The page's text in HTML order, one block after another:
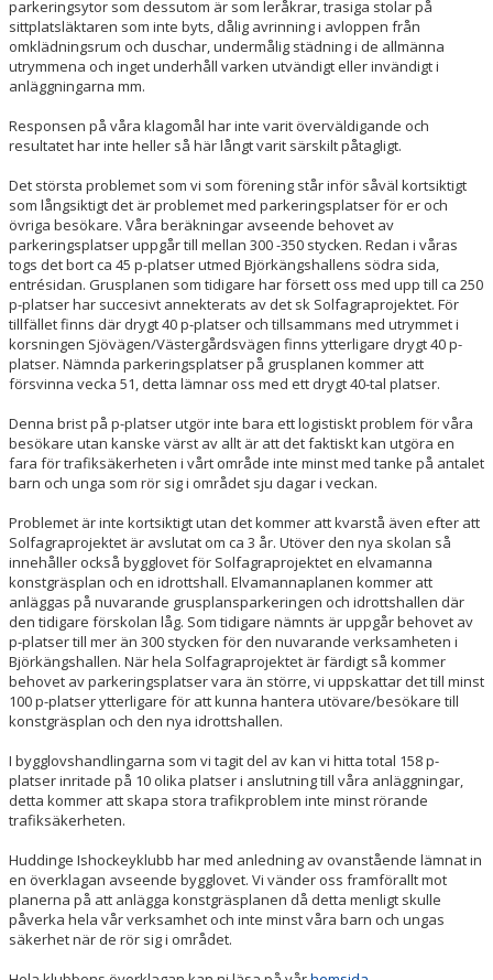
parkeringsytor som dessutom är som leråkrar, trasiga stolar på
sittplatsläktaren som inte byts, dålig avrinning i avloppen från
omklädningsrum och duschar, undermålig städning i de allmänna
utrymmena och inget underhåll varken utvändigt eller invändigt i
anläggningarna mm.
Responsen på våra klagomål har inte varit överväldigande och
resultatet har inte heller så här långt varit särskilt påtagligt.
Det största problemet som vi som förening står inför såväl kortsiktigt
som långsiktigt det är problemet med parkeringsplatser för er och
övriga besökare. Våra beräkningar avseende behovet av
parkeringsplatser uppgår till mellan 300 -350 stycken. Redan i våras
togs det bort ca 45 p-platser utmed Björkängshallens södra sida,
entrésidan. Grusplanen som tidigare har försett oss med upp till ca 250
p-platser har succesivt annekterats av det sk Solfagraprojektet. För
tillfället finns där drygt 40 p-platser och tillsammans med utrymmet i
korsningen Sjövägen/Västergårdsvägen finns ytterligare drygt 40 p-
platser. Nämnda parkeringsplatser på grusplanen kommer att
försvinna vecka 51, detta lämnar oss med ett drygt 40-tal platser.
Denna brist på p-platser utgör inte bara ett logistiskt problem för våra
besökare utan kanske värst av allt är att det faktiskt kan utgöra en
fara för trafiksäkerheten i vårt område inte minst med tanke på antalet
barn och unga som rör sig i området sju dagar i veckan.
Problemet är inte kortsiktigt utan det kommer att kvarstå även efter att
Solfagraprojektet är avslutat om ca 3 år. Utöver den nya skolan så
innehåller också bygglovet för Solfagraprojektet en elvamanna
konstgräsplan och en idrottshall. Elvamannaplanen kommer att
anläggas på nuvarande grusplansparkeringen och idrottshallen där
den tidigare förskolan låg. Som tidigare nämnts är uppgår behovet av
p-platser till mer än 300 stycken för den nuvarande verksamheten i
Björkängshallen. När hela Solfagraprojektet är färdigt så kommer
behovet av parkeringsplatser vara än större, vi uppskattar det till minst
100 p-platser ytterligare för att kunna hantera utövare/besökare till
konstgräsplan och den nya idrottshallen.
I bygglovshandlingarna som vi tagit del av kan vi hitta total 158 p-
platser inritade på 10 olika platser i anslutning till våra anläggningar,
detta kommer att skapa stora trafikproblem inte minst rörande
trafiksäkerheten.
Huddinge Ishockeyklubb har med anledning av ovanstående lämnat in
en överklagan avseende bygglovet. Vi vänder oss framförallt mot
planerna på att anlägga konstgräsplanen då detta menligt skulle
påverka hela vår verksamhet och inte minst våra barn och ungas
säkerhet när de rör sig i området.